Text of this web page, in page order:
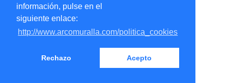
información, pulse en el
siguiente enlace:
http://www.arcomuralla.com/politica_cookies
Rechazo Acepto